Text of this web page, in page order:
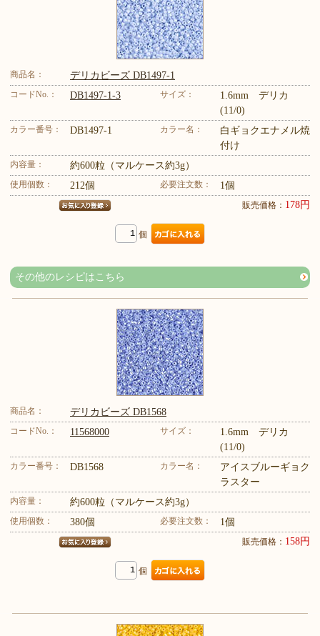
商品名： デリカビーズ DB1497-1
コードNo.： DB1497-1-3 サイズ：
1.6mm デリカ
(11/0)
カラー番号： DB1497-1 カラー名：
白ギョクエナメル焼
付け
内容量： 約600粒（マルケース約3g）
使用個数： 212個 必要注文数： 1個
販売価格： 178円
個
その他のレシピはこちら
商品名： デリカビーズ DB1568
コードNo.： 11568000 サイズ：
1.6mm デリカ
(11/0)
カラー番号： DB1568 カラー名：
アイスブルーギョク
ラスター
内容量： 約600粒（マルケース約3g）
使用個数： 380個 必要注文数： 1個
販売価格： 158円
個